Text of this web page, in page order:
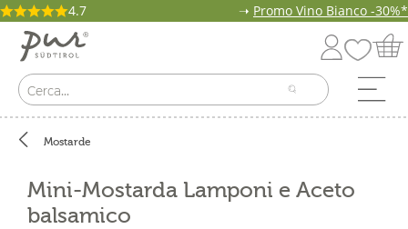
4.7 ➝ Promo Vino Bianco -30%*
Mostarde
Mini-Mostarda Lamponi e Aceto
balsamico